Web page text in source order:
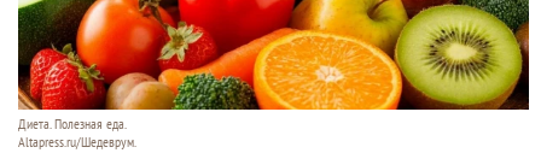
Диета. Полезная еда.
Altapress.ru/Шедеврум.